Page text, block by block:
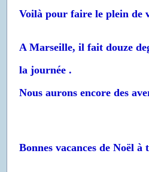
Voilà pour faire le plein de
A Marseille, il fait douze
la journée .
Nous aurons encore des
Bonnes vacances de Noël à